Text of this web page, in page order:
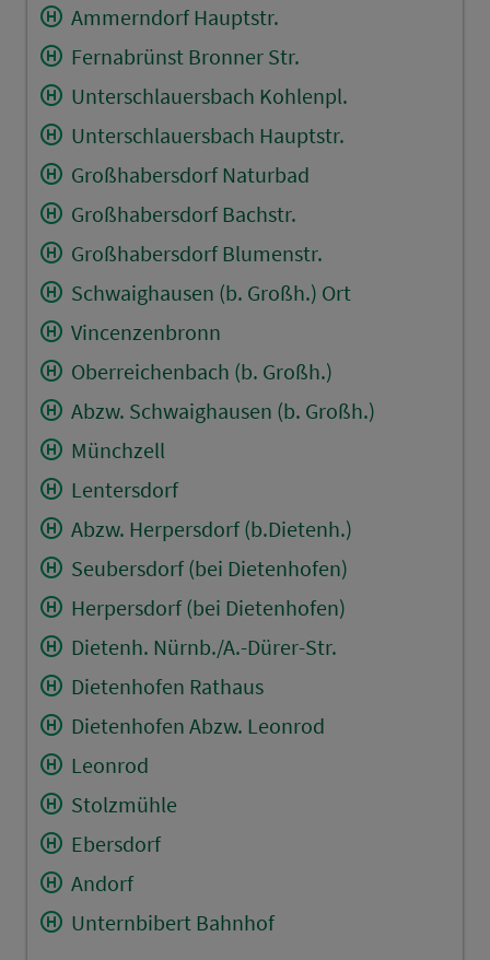
Ammerndorf Hauptstr.
Fernabrünst Bronner Str.
Unterschlauersbach Kohlenpl.
Unterschlauersbach Hauptstr.
Großhabersdorf Naturbad
Großhabersdorf Bachstr.
Großhabersdorf Blumenstr.
Schwaighausen (b. Großh.) Ort
Vincenzenbronn
Oberreichenbach (b. Großh.)
Abzw. Schwaighausen (b. Großh.)
Münchzell
Lentersdorf
Abzw. Herpersdorf (b.Dietenh.)
Seubersdorf (bei Dietenhofen)
Herpersdorf (bei Dietenhofen)
Dietenh. Nürnb./A.-Dürer-Str.
Dietenhofen Rathaus
Dietenhofen Abzw. Leonrod
Leonrod
Stolzmühle
Ebersdorf
Andorf
Unternbibert Bahnhof